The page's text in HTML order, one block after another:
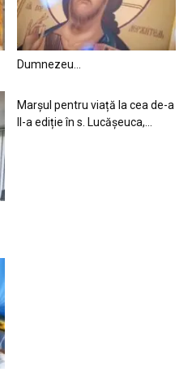
Dumnezeu…
Marșul pentru viață la cea de-a
II-a ediție în s. Lucășeuca,...